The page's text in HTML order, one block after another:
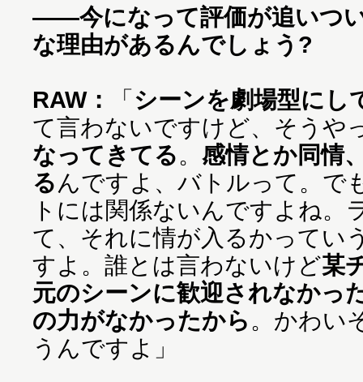
——今になって評価が追いつ
な理由があるんでしょう?
RAW： 「シーンを劇場型にし
て言わないですけど、そうや
なってきてる。 感情とか同情
るんですよ、バトルって。で
トには関係ないんですよね。
て、それに情が入るかってい
すよ。誰とは言わないけど某
元のシーンに歓迎されなかっ
の力がなかったから 。かわい
うんですよ」